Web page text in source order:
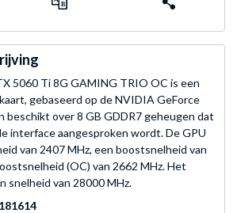
5060 Ti 8G GAMING TRIO OC is een
gebaseerd op de NVIDIA GeForce
beschikt over 8 GB GDDR7 geheugen dat
interface aangesproken wordt. De GPU
van 2407 MHz, een boostsnelheid van
(OC) van 2662 MHz. Het
snelheid van 28000 MHz.